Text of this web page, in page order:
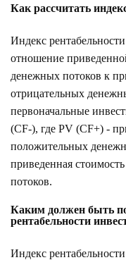
Как рассчитать
Индекс
отношение
денежных потоков к
отрицательных
первоначальные
(CF-), где PV (CF+) -
положительных
приведенная
потоков.
Каким должен быть
рентабельности
Индекс